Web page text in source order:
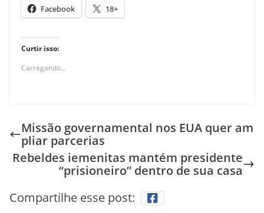
Facebook 18+
Curtir isso:
Carregando...
Missão governamental nos EUA quer am
pliar parcerias
Rebeldes iemenitas mantém presidente
“prisioneiro” dentro de sua casa
Compartilhe esse post: